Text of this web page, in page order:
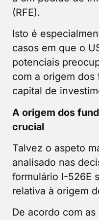
(RFE).
Isto é
casos em que o
potenciais
com a origem
capital de
A origem dos
crucial
Talvez o aspeto
analisado nas
formulário I-526E
relativa à origem
De acordo com